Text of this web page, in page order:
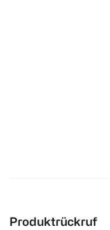
Produktrückruf